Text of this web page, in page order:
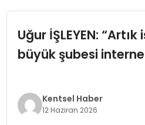
EĞITIM
MAGAZIN
Uğur İŞLEYEN:
büyük şubesi
Kentsel Haber
12 Haziran 2026